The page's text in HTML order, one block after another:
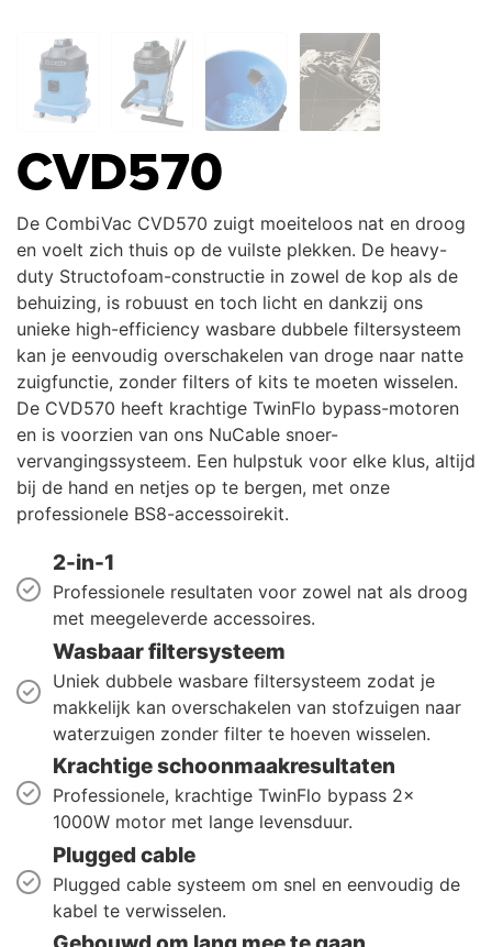
CVD570
De CombiVac CVD570 zuigt moeiteloos nat en droog
en voelt zich thuis op de vuilste plekken. De heavy-
duty Structofoam-constructie in zowel de kop als de
behuizing, is robuust en toch licht en dankzij ons
unieke high-efficiency wasbare dubbele filtersysteem
kan je eenvoudig overschakelen van droge naar natte
zuigfunctie, zonder filters of kits te moeten wisselen.
De CVD570 heeft krachtige TwinFlo bypass-motoren
en is voorzien van ons NuCable snoer-
vervangingssysteem. Een hulpstuk voor elke klus, altijd
bij de hand en netjes op te bergen, met onze
professionele BS8-accessoirekit.
2-in-1
Professionele resultaten voor zowel nat als droog
met meegeleverde accessoires.
Wasbaar filtersysteem
Uniek dubbele wasbare filtersysteem zodat je
makkelijk kan overschakelen van stofzuigen naar
waterzuigen zonder filter te hoeven wisselen.
Krachtige schoonmaakresultaten
Professionele, krachtige TwinFlo bypass 2x
1000W motor met lange levensduur.
Plugged cable
Plugged cable systeem om snel en eenvoudig de
kabel te verwisselen.